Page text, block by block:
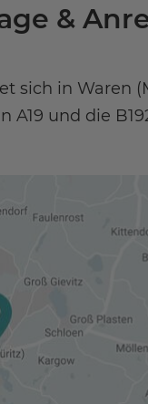
&
sich in Waren
A19 und die